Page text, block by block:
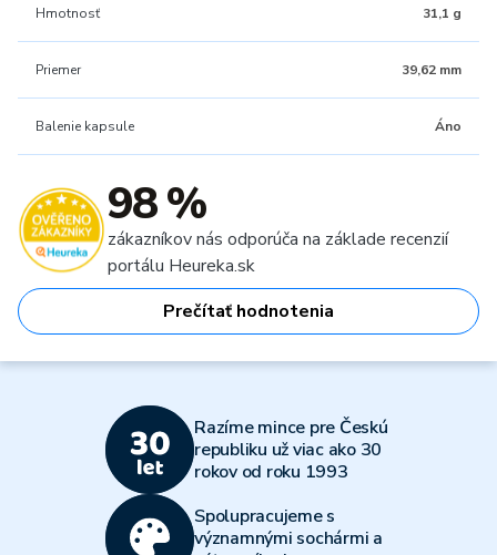
Hmotnosť 31,1 g
Priemer 39,62 mm
Balenie kapsule Áno
98 %
zákazníkov nás odporúča na základe recenzií
portálu Heureka.sk
Prečítať hodnotenia
Razíme mince pre Českú
republiku už viac ako 30
rokov od roku 1993
Spolupracujeme s
významnými sochármi a